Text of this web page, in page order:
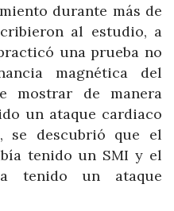
durante más de
al estudio, a
una prueba no
magnética del
mostrar de manera
un ataque cardiaco
se descubrió que el
tenido un SMI y el
tenido un ataque